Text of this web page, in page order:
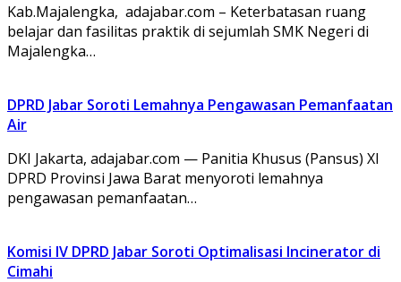
Kab.Majalengka, adajabar.com – Keterbatasan ruang
belajar dan fasilitas praktik di sejumlah SMK Negeri di
Majalengka…
DPRD Jabar Soroti Lemahnya Pengawasan Pemanfaatan
Air
DKI Jakarta, adajabar.com — Panitia Khusus (Pansus) XI
DPRD Provinsi Jawa Barat menyoroti lemahnya
pengawasan pemanfaatan…
Komisi IV DPRD Jabar Soroti Optimalisasi Incinerator di
Cimahi